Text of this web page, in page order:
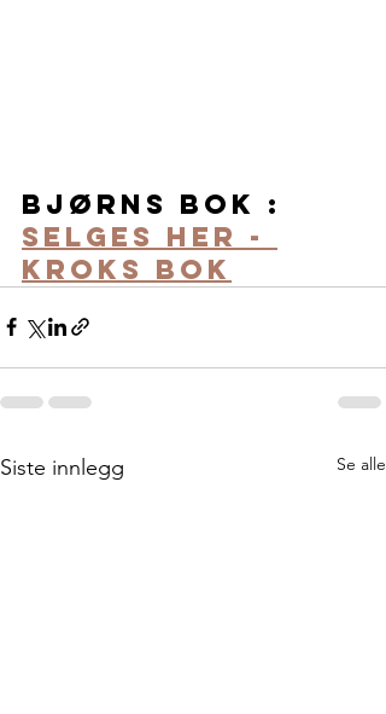
Bjørns bok :
Selges her -
Kroks bok
Siste innlegg Se alle